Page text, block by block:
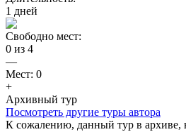
1 дней
Свободно мест:
0 из 4
—
Мест: 0
+
Архивный тур
Посмотреть другие туры автора
К сожалению, данный тур в архиве,